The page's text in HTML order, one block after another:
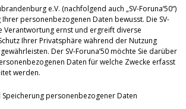
e.V. (nachfolgend auch „SV-Foruna‘50“)
personenbezogenen Daten bewusst. Die SV-
Verantwortung ernst und ergreift diverse
Ihrer Privatsphäre während der Nutzung
Der SV-Foruna’50 möchte Sie darüber
Daten für welche Zwecke erfasst
werden.
Speicherung personenbezogener Daten